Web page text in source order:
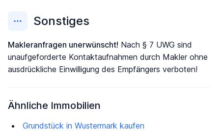
Sonstiges
Makleranfragen unerwünscht! Nach § 7 UWG sind
unaufgeforderte Kontaktaufnahmen durch Makler ohne
ausdrückliche Einwilligung des Empfängers verboten!
Ähnliche Immobilien
Grundstück in Wustermark kaufen